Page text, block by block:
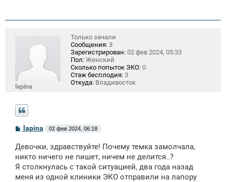
и
lapina
Только зачали
Сообщения: 3
Зарегистрирован: 02 фев 2024, 05:33
Пол: Женский
Сколько попыток ЭКО: 0
Стаж бесплодия: 3
Откуда: Владивосток
С
б
щ
н
и
lapina 02 фев 2024, 06:18
Девочки, здравствуйте! Почему темка замолчала,
никто ничего не пишет, ничем не делится..?
Я столкнулась с такой ситуацией, два года назад
меня из одной клиники ЭКО отправили на лапору